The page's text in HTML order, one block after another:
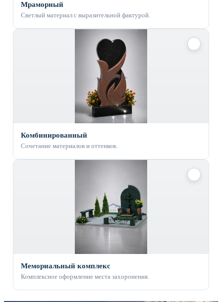
Мраморный
Светлый материал с выразительной фактурой.
Комбинированный
Сочетание материалов и оттенков.
Мемориальный комплекс
Комплексное оформление места захоронения.